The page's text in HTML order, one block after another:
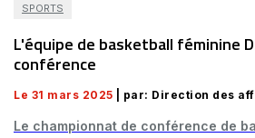
SPORTS
L'équipe de basketball féminine
conférence
Le 31 mars 2025 | par: Direction des
Le championnat de conférence de